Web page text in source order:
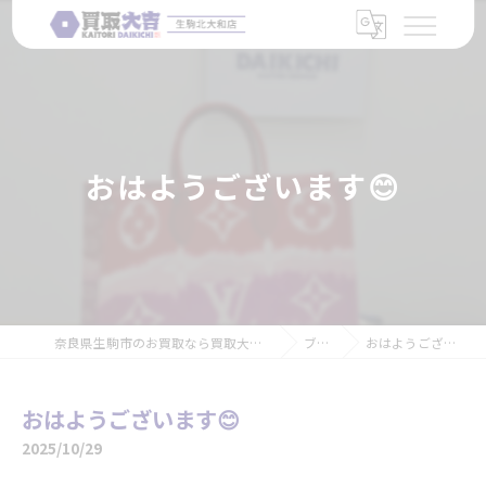
おはようございます😊
奈良県生駒市のお買取なら買取大吉 生駒北大和店 ブログ おはようございます😊
おはようございます😊
2025/10/29